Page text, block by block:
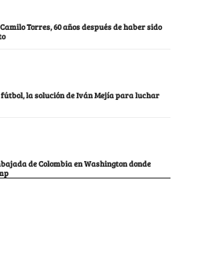
Torres, 60 años después de haber sido
la solución de Iván Mejía para luchar
de Colombia en Washington donde